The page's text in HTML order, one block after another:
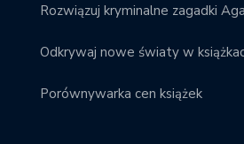
Rozwiązuj kryminalne zagadki
Odkrywaj nowe światy w
Porównywarka cen książek